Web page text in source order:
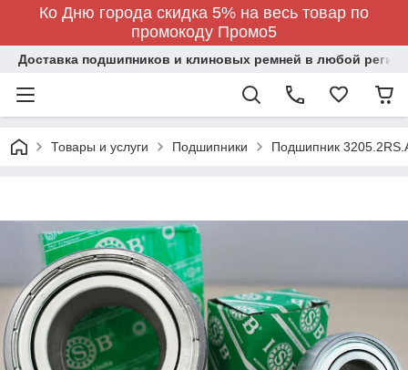
Ко Дню города скидка 5% на весь товар по
промокоду Промо5
Доставка подшипников и клиновых ремней в любой регион
Товары и услуги Подшипники Подшипник